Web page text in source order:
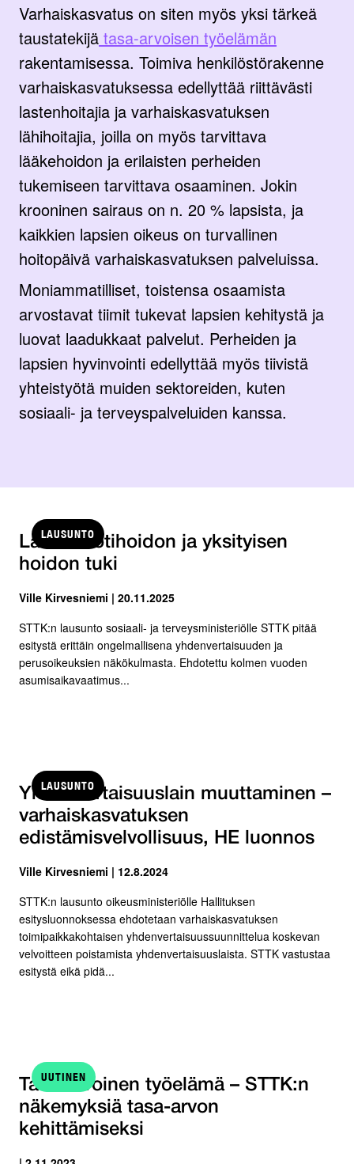
Varhaiskasvatus on siten myös yksi tärkeä
taustatekijä tasa-arvoisen työelämän
rakentamisessa. Toimiva henkilöstörakenne
varhaiskasvatuksessa edellyttää riittävästi
lastenhoitajia ja varhaiskasvatuksen
lähihoitajia, joilla on myös tarvittava
lääkehoidon ja erilaisten perheiden
tukemiseen tarvittava osaaminen. Jokin
krooninen sairaus on n. 20 % lapsista, ja
kaikkien lapsien oikeus on turvallinen
hoitopäivä varhaiskasvatuksen palveluissa.
Moniammatilliset, toistensa osaamista
arvostavat tiimit tukevat lapsien kehitystä ja
luovat laadukkaat palvelut. Perheiden ja
lapsien hyvinvointi edellyttää myös tiivistä
yhteistyötä muiden sektoreiden, kuten
sosiaali- ja terveyspalveluiden kanssa.
LAUSUNTO
Lasten kotihoidon ja yksityisen
hoidon tuki
Ville Kirvesniemi | 20.11.2025
STTK:n lausunto sosiaali- ja terveysministeriölle STTK pitää
esitystä erittäin ongelmallisena yhdenvertaisuuden ja
perusoikeuksien näkökulmasta. Ehdotettu kolmen vuoden
asumisaikavaatimus...
LAUSUNTO
Yhdenvertaisuuslain muuttaminen –
varhaiskasvatuksen
edistämisvelvollisuus, HE luonnos
Ville Kirvesniemi | 12.8.2024
STTK:n lausunto oikeusministeriölle Hallituksen
esitysluonnoksessa ehdotetaan varhaiskasvatuksen
toimipaikkakohtaisen yhdenvertaisuussuunnittelua koskevan
velvoitteen poistamista yhdenvertaisuuslaista. STTK vastustaa
esitystä eikä pidä...
UUTINEN
Tasa-arvoinen työelämä – STTK:n
näkemyksiä tasa-arvon
kehittämiseksi